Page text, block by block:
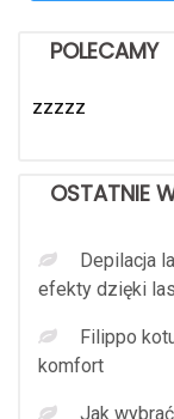
POLECAMY
zzzzz
OSTATNIE
Depilacja
efekty dzięki
Filippo
komfort
Jak